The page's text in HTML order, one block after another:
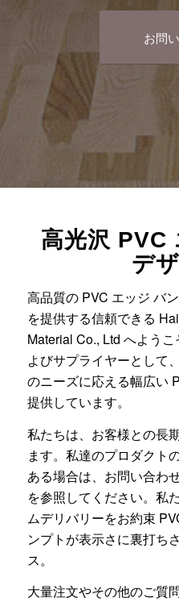
お問
高光沢 PVC
デ
高品質の PVC エッジ バ
を提供する信頼できる
Material Co., Ltd へよう
よびサプライヤーとして
のニーズに応える幅広い
提供しています。
私たちは、お客様との長
ます。私達のプロダクト
ある場合は、お問い合わ
を参照してください。私
ムデリバリーをお約束
ンプトが表示さに裏打ち
ス。
大量注文やその他のご質